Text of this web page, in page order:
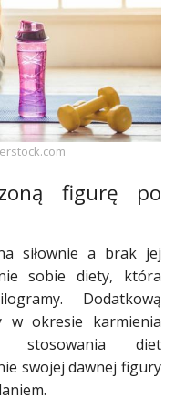
figurę po
siłownie a brak jej
sobiediety, która
Dodatkową
wokresie karmienia
stosowania diet
swojej dawnej figury